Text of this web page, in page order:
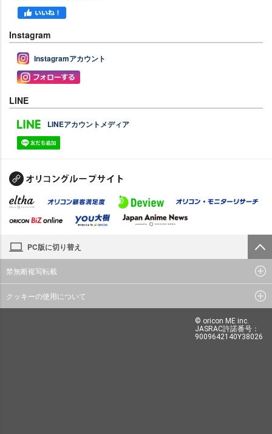
Instagram
Instagramアカウント
LINE
LINEアカウントメディア
PC版に切り替え
禁無断複写転載
クッキーの使用について
© oricon ME inc.
JASRAC許諾番号：
9009642140Y38026